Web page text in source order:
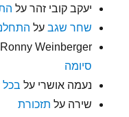
יעקב קובי זהר על
שחר שגב על
Ronny Weinberger
סיומה
נעמה אושרי על בכל
שירה על תזכורת